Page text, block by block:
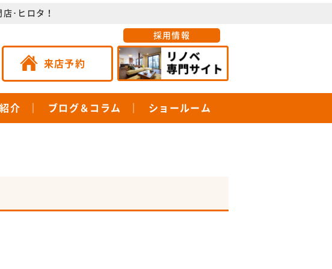
･ヒロタ！
採用情報
来店予約
介 ブログ＆コラム ショールーム